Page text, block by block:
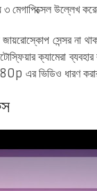
৩ মেগাপিক্সেল উল্লেখ
সেন্সর না
ক্যামেরা ব্যবহার
এর ভিডিও ধারণ করার